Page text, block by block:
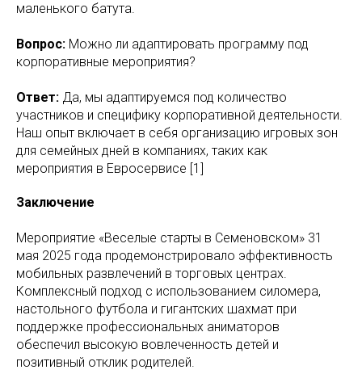
маленького батута.
Вопрос: Можно ли адаптировать программу под
корпоративные мероприятия?
Ответ: Да, мы адаптируемся под количество
участников и специфику корпоративной деятельности.
Наш опыт включает в себя организацию игровых зон
для семейных дней в компаниях, таких как
мероприятия в Евросервисе [1]
Заключение
Мероприятие «Веселые старты в Семеновском» 31
мая 2025 года продемонстрировало эффективность
мобильных развлечений в торговых центрах.
Комплексный подход с использованием силомера,
настольного футбола и гигантских шахмат при
поддержке профессиональных аниматоров
обеспечил высокую вовлеченность детей и
позитивный отклик родителей.